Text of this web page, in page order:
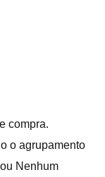
compra.
o agrupamento
Nenhum